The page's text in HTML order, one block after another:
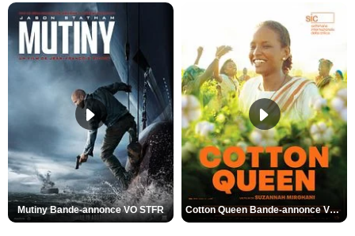
Mutiny Bande-annonce VO STFR Cotton Queen Bande-annonce VO STFR